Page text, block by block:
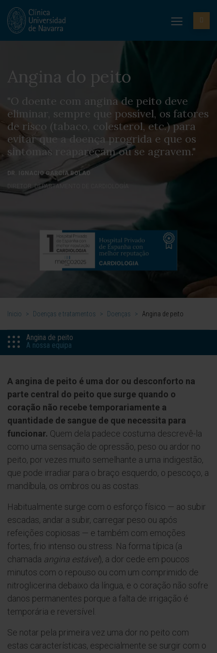
Angina do peito
"O doente com angina de peito deve
eliminar, sempre que possível, os fatores
de risco (tabaco, colesterol, etc.) para
evitar que a doença progrida e que os
sintomas reapareçam ou se agravem."
DR. IGNACIO GARCÍA BOLAO
DIRETOR. DEPARTAMENTO DE CARDIOLOGÍA
Inicio > Doenças e tratamentos > Doenças > Angina de peito
Angina de peito
A nossa equipa
A angina de peito é uma dor ou desconforto na
parte central do peito que surge quando o
coração não recebe temporariamente a
quantidade de sangue de que necessita para
funcionar. Quem dela padece costuma descrevê-la
como uma sensação de opressão, peso ou ardor no
peito, por vezes muito semelhante a uma indigestão,
que pode irradiar para o braço esquerdo, o pescoço, a
mandíbula, os ombros ou as costas.
Habitualmente surge com o esforço físico — ao subir
escadas, andar a subir, carregar peso ou após
refeições copiosas — e também com emoções
fortes, frio intenso ou stress. Na forma típica (a
chamada angina estável), a dor cede em poucos
minutos com o repouso ou com um comprimido de
nitroglicerina debaixo da língua, e o coração não sofre
danos permanentes porque a falta de irrigação é
temporária e reversível.
Se notar pela primeira vez uma dor no peito com
estas características, especialmente se surgir com o